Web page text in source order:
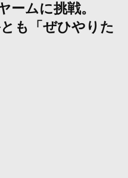
ームに挑戦。
も「ぜひやりた